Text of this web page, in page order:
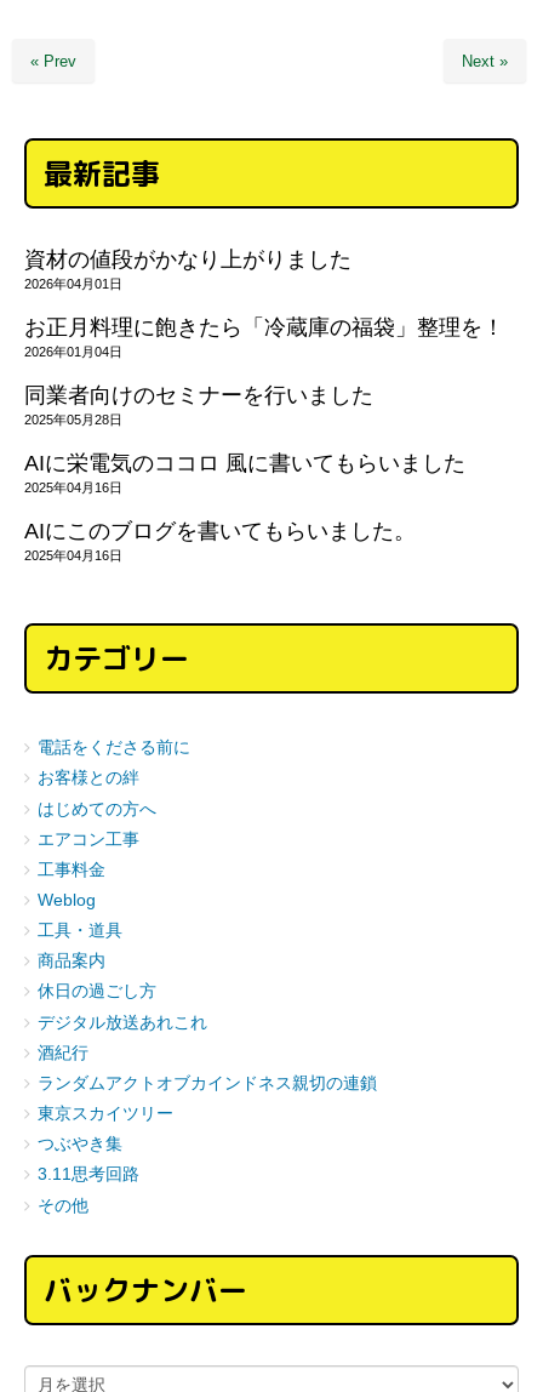
« Prev Next »
最新記事
資材の値段がかなり上がりました
2026年04月01日
お正月料理に飽きたら「冷蔵庫の福袋」整理を！
2026年01月04日
同業者向けのセミナーを行いました
2025年05月28日
AIに栄電気のココロ 風に書いてもらいました
2025年04月16日
AIにこのブログを書いてもらいました。
2025年04月16日
カテゴリー
電話をくださる前に
お客様との絆
はじめての方へ
エアコン工事
工事料金
Weblog
工具・道具
商品案内
休日の過ごし方
デジタル放送あれこれ
酒紀行
ランダムアクトオブカインドネス親切の連鎖
東京スカイツリー
つぶやき集
3.11思考回路
その他
バックナンバー